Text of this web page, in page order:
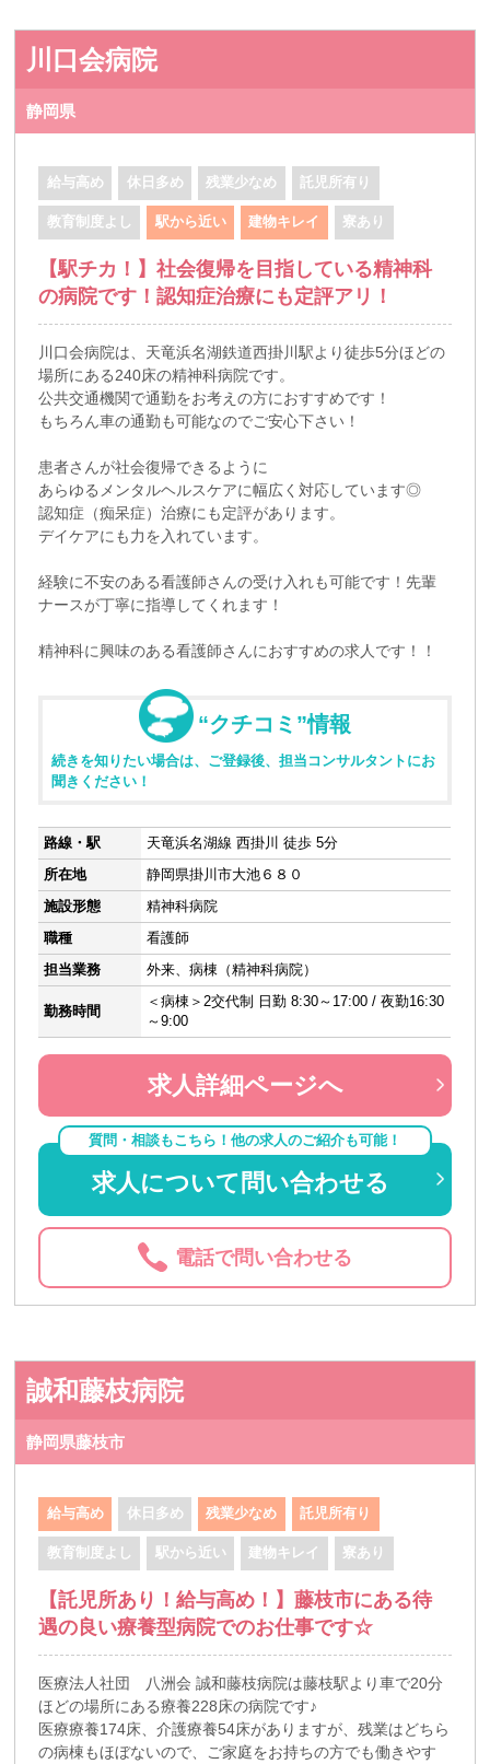
川口会病院
静岡県
給与高め 休日多め 残業少なめ 託児所有り
教育制度よし 駅から近い 建物キレイ 寮あり
【駅チカ！】社会復帰を目指している精神科
の病院です！認知症治療にも定評アリ！
川口会病院は、天竜浜名湖鉄道西掛川駅より徒歩5分ほどの
場所にある240床の精神科病院です。
公共交通機関で通勤をお考えの方におすすめです！
もちろん車の通勤も可能なのでご安心下さい！
患者さんが社会復帰できるように
あらゆるメンタルヘルスケアに幅広く対応しています◎
認知症（痴呆症）治療にも定評があります。
デイケアにも力を入れています。
経験に不安のある看護師さんの受け入れも可能です！先輩
ナースが丁寧に指導してくれます！
精神科に興味のある看護師さんにおすすめの求人です！！
“クチコミ”情報
続きを知りたい場合は、ご登録後、担当コンサルタントにお
聞きください！
路線・駅
天竜浜名湖線 西掛川 徒歩 5分
所在地
静岡県掛川市大池６８０
施設形態
精神科病院
職種
看護師
担当業務
外来、病棟（精神科病院）
勤務時間
＜病棟＞2交代制 日勤 8:30～17:00 / 夜勤16:30
～9:00
求人詳細ページへ
質問・相談もこちら！他の求人のご紹介も可能！
求人について問い合わせる
電話で問い合わせる
誠和藤枝病院
静岡県藤枝市
給与高め 休日多め 残業少なめ 託児所有り
教育制度よし 駅から近い 建物キレイ 寮あり
【託児所あり！給与高め！】藤枝市にある待
遇の良い療養型病院でのお仕事です☆
医療法人社団 八洲会 誠和藤枝病院は藤枝駅より車で20分
ほどの場所にある療養228床の病院です♪
医療療養174床、介護療養54床がありますが、残業はどちら
の病棟もほぼないので、ご家庭をお持ちの方でも働きやす